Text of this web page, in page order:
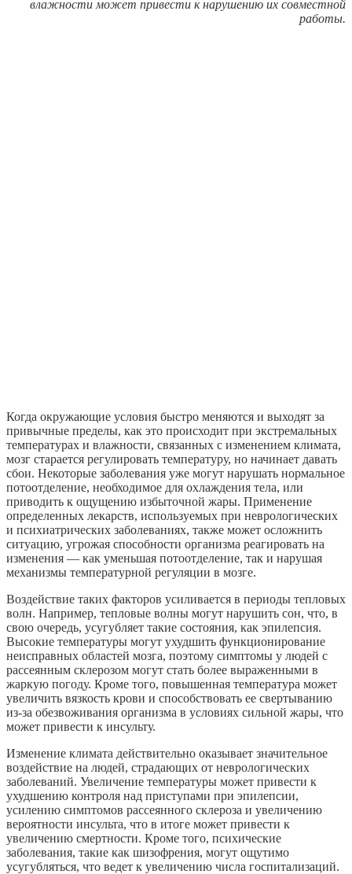
влажности может привести к нарушению их совместной
работы.
Когда окружающие условия быстро меняются и выходят за
привычные пределы, как это происходит при экстремальных
температурах и влажности, связанных с изменением климата,
мозг старается регулировать температуру, но начинает давать
сбои. Некоторые заболевания уже могут нарушать нормальное
потоотделение, необходимое для охлаждения тела, или
приводить к ощущению избыточной жары. Применение
определенных лекарств, используемых при неврологических
и психиатрических заболеваниях, также может осложнить
ситуацию, угрожая способности организма реагировать на
изменения — как уменьшая потоотделение, так и нарушая
механизмы температурной регуляции в мозге.
Воздействие таких факторов усиливается в периоды тепловых
волн. Например, тепловые волны могут нарушить сон, что, в
свою очередь, усугубляет такие состояния, как эпилепсия.
Высокие температуры могут ухудшить функционирование
неисправных областей мозга, поэтому симптомы у людей с
рассеянным склерозом могут стать более выраженными в
жаркую погоду. Кроме того, повышенная температура может
увеличить вязкость крови и способствовать ее свертыванию
из-за обезвоживания организма в условиях сильной жары, что
может привести к инсульту.
Изменение климата действительно оказывает значительное
воздействие на людей, страдающих от неврологических
заболеваний. Увеличение температуры может привести к
ухудшению контроля над приступами при эпилепсии,
усилению симптомов рассеянного склероза и увеличению
вероятности инсульта, что в итоге может привести к
увеличению смертности. Кроме того, психические
заболевания, такие как шизофрения, могут ощутимо
усугубляться, что ведет к увеличению числа госпитализаций.